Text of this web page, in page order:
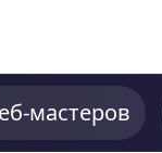
мастеров